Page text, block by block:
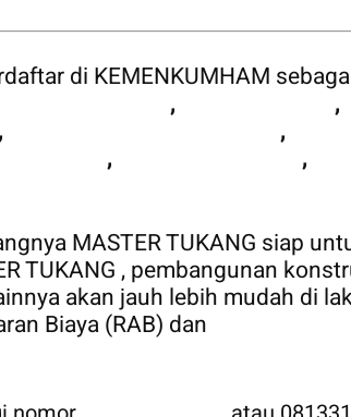
di KEMENKUMHAM
, ,
, ,
,
,
MASTER TUKANG siap
TUKANG , pembangunan
akan jauh lebih mudah di
Biaya (RAB) dan